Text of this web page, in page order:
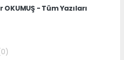
OKUMUŞ - Tüm Yazıları